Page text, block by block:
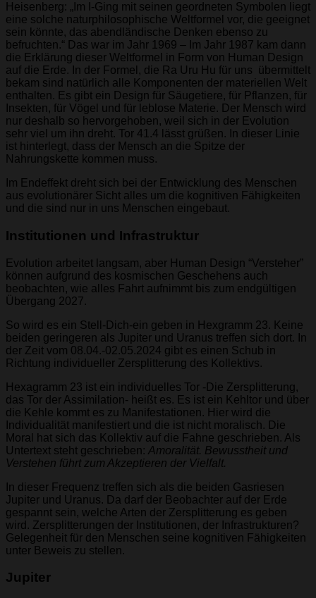
Heisenberg: „Im I-Ging mit seinen geordneten Symbolen liegt
eine solche naturphilosophische Weltformel vor, die geeignet
sein könnte, das abendländische Denken ebenso zu
befruchten.“ Das war im Jahr 1969 – Im Jahr 1987 kam dann
die Erklärung dieser Weltformel in Form von Human Design
auf die Erde. In der Formel, die Ra Uru Hu für uns übermittelt
bekam sind natürlich alle Komponenten der materiellen Welt
enthalten. Es gibt ein Design für Säugetiere, für Pflanzen, für
Insekten, für Vögel und für leblose Materie. Der Mensch wird
nur deshalb so hervorgehoben, weil sich in der Evolution
sehr viel um ihn dreht. Tor 41.4 lässt grüßen. In dieser Linie
ist hinterlegt, dass der Mensch an die Spitze der
Nahrungskette kommen muss.
Im Endeffekt dreht sich bei der Entwicklung des Menschen
aus evolutionärer Sicht alles um die kognitiven Fähigkeiten
und die sind nur in uns Menschen eingebaut.
Institutionen und Infrastruktur
Evolution arbeitet langsam, aber Human Design “Versteher”
können aufgrund des kosmischen Geschehens auch
beobachten, wie alles Fahrt aufnimmt bis zum endgültigen
Übergang 2027.
So wird es ein Stell-Dich-ein geben in Hexgramm 23. Keine
beiden geringeren als Jupiter und Uranus treffen sich dort. In
der Zeit vom 08.04.-02.05.2024 gibt es einen Schub in
Richtung individueller Zersplitterung des Kollektivs.
Hexagramm 23 ist ein individuelles Tor -Die Zersplitterung,
das Tor der Assimilation- heißt es. Es ist ein Kehltor und über
die Kehle kommt es zu Manifestationen. Hier wird die
Individualität manifestiert und die ist nicht moralisch. Die
Moral hat sich das Kollektiv auf die Fahne geschrieben. Als
Untertext steht geschrieben: Amoralität. Bewusstheit und
Verstehen führt zum Akzeptieren der Vielfalt.
In dieser Frequenz treffen sich als die beiden Gasriesen
Jupiter und Uranus. Da darf der Beobachter auf der Erde
gespannt sein, welche Arten der Zersplitterung es geben
wird. Zersplitterungen der Institutionen, der Infrastrukturen?
Gelegenheit für den Menschen seine kognitiven Fähigkeiten
unter Beweis zu stellen.
Jupiter